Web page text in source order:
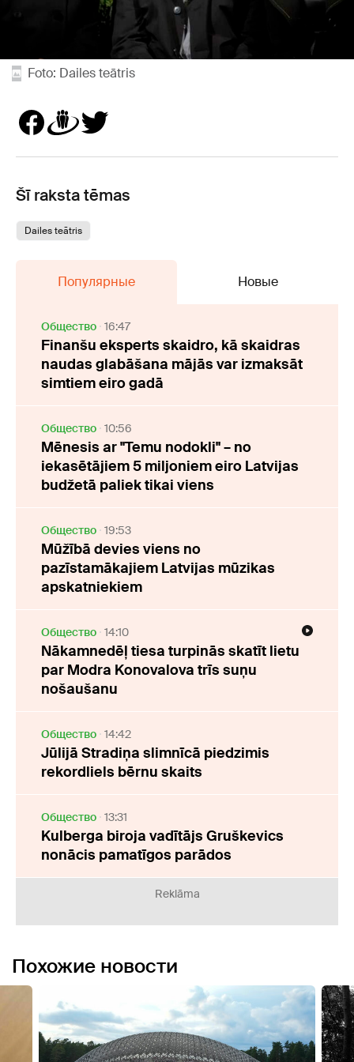
Foto: Dailes teātris
Šī raksta tēmas
Dailes teātris
Популярные Новые
Oбщество 16:47
Finanšu eksperts skaidro, kā skaidras
naudas glabāšana mājās var izmaksāt
simtiem eiro gadā
Oбщество 10:56
Mēnesis ar "Temu nodokli" – no
iekasētājiem 5 miljoniem eiro Latvijas
budžetā paliek tikai viens
Oбщество 19:53
Mūžībā devies viens no
pazīstamākajiem Latvijas mūzikas
apskatniekiem
Oбщество 14:10
Nākamnedēļ tiesa turpinās skatīt lietu
par Modra Konovalova trīs suņu
nošaušanu
Oбщество 14:42
Jūlijā Stradiņa slimnīcā piedzimis
rekordliels bērnu skaits
Oбщество 13:31
Kulberga biroja vadītājs Gruškevics
nonācis pamatīgos parādos
Reklāma
Похожие новости